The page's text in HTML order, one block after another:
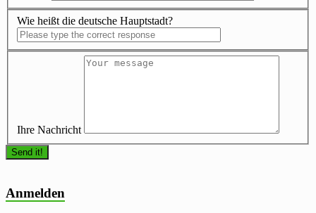
Wie heißt die deutsche Hauptstadt?
Ihre Nachricht
Anmelden